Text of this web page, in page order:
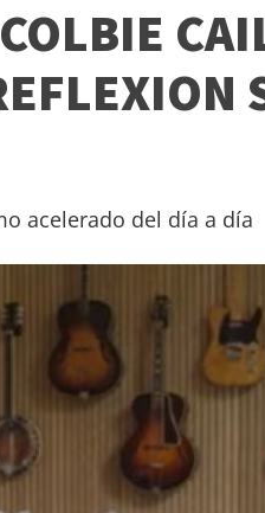
acelerado del día a día